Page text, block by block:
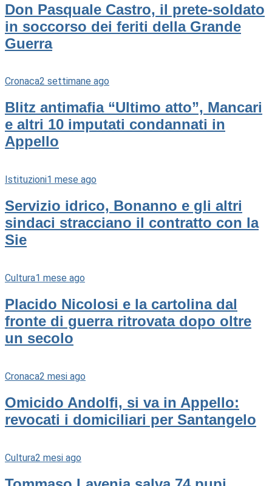
Don Pasquale Castro, il prete-soldato
in soccorso dei feriti della Grande
Guerra
Cronaca2 settimane ago
Blitz antimafia “Ultimo atto”, Mancari
e altri 10 imputati condannati in
Appello
Istituzioni1 mese ago
Servizio idrico, Bonanno e gli altri
sindaci stracciano il contratto con la
Sie
Cultura1 mese ago
Placido Nicolosi e la cartolina dal
fronte di guerra ritrovata dopo oltre
un secolo
Cronaca2 mesi ago
Omicido Andolfi, si va in Appello:
revocati i domiciliari per Santangelo
Cultura2 mesi ago